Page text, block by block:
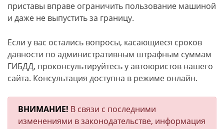
приставы вправе ограничить пользование машиной
и даже не выпустить за границу.
Если у вас остались вопросы, касающиеся сроков
давности по административным штрафным суммам
ГИБДД, проконсультируйтесь у автоюристов нашего
сайта. Консультация доступна в режиме онлайн.
ВНИМАНИЕ! В связи с последними
изменениями в законодательстве, информация